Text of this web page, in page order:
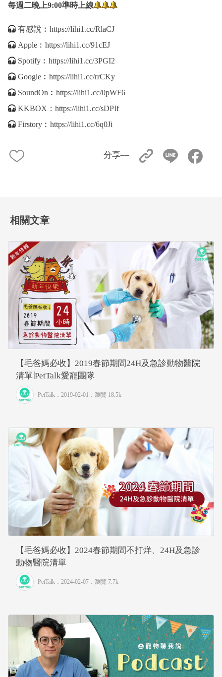
每週二晚上9:00準時上線
有感說︰ https://lihi1.cc/RlaCJ
Apple︰ https://lihi1.cc/91cEJ
Spotify︰ https://lihi1.cc/3PGI2
Google︰ https://lihi1.cc/rrCKy
SoundOn︰ https://lihi1.cc/0pWF6
KKBOX： https://lihi1.cc/sDPIf
Firstory︰ https://lihi1.cc/6q0Ji
分享––
相關文章
【毛爸媽必收】2019春節期間24H及急診動物醫院
清單∣PetTalk愛寵團隊
PetTalk ．2019-02-01． 瀏覽 18.5k
【毛爸媽必收】2024春節期間不打烊、24H及急診
動物醫院清單
PetTalk ．2024-02-07． 瀏覽 7.7k